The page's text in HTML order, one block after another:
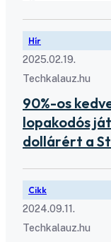
Hír
2025.02.19.
Techkalauz.hu
90%-os
lopakodós
dollárért a
Cikk
2024.09.11.
Techkalauz.hu